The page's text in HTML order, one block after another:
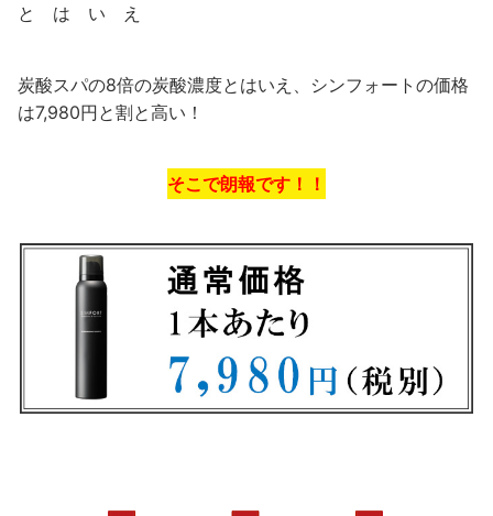
と は い え
炭酸スパの8倍の炭酸濃度とはいえ、シンフォートの価格
は7,980円と割と高い！
そこで朗報です！！